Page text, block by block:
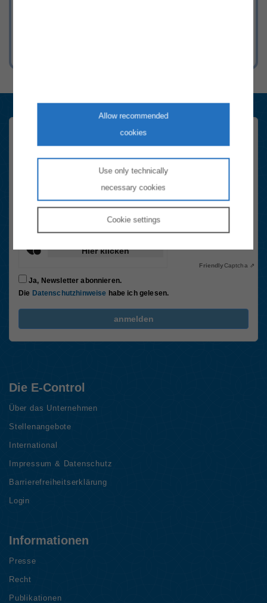
Allow recommended
cookies
Use only technically
necessary cookies
Cookie settings
Die E-Control
Über das Unternehmen
Stellenangebote
International
Impressum & Datenschutz
Barrierefreiheitserklärung
Login
Informationen
Presse
Recht
Publikationen
Konsument:innen Newsletter
Registrieren Sie sich hier schnell und einfach. Sie erhalten sechsmal
im Jahr die wichtigsten Neuigkeiten rund um das Thema Energie in
Hier klicken
FriendlyCaptcha ⇗
Ja, Newsletter abonnieren.
Die Datenschutzhinweise habe ich gelesen.
FriendlyCaptcha Checkbox (keine Interaktion)
anmelden